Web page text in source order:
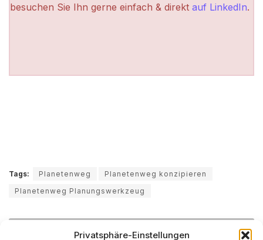
Privatsphäre-Einstellungen
besuchen Sie Ihn gerne einfach & direkt auf LinkedIn.
Tags: Planetenweg
Planetenweg konzipieren
Planetenweg Planungswerkzeug